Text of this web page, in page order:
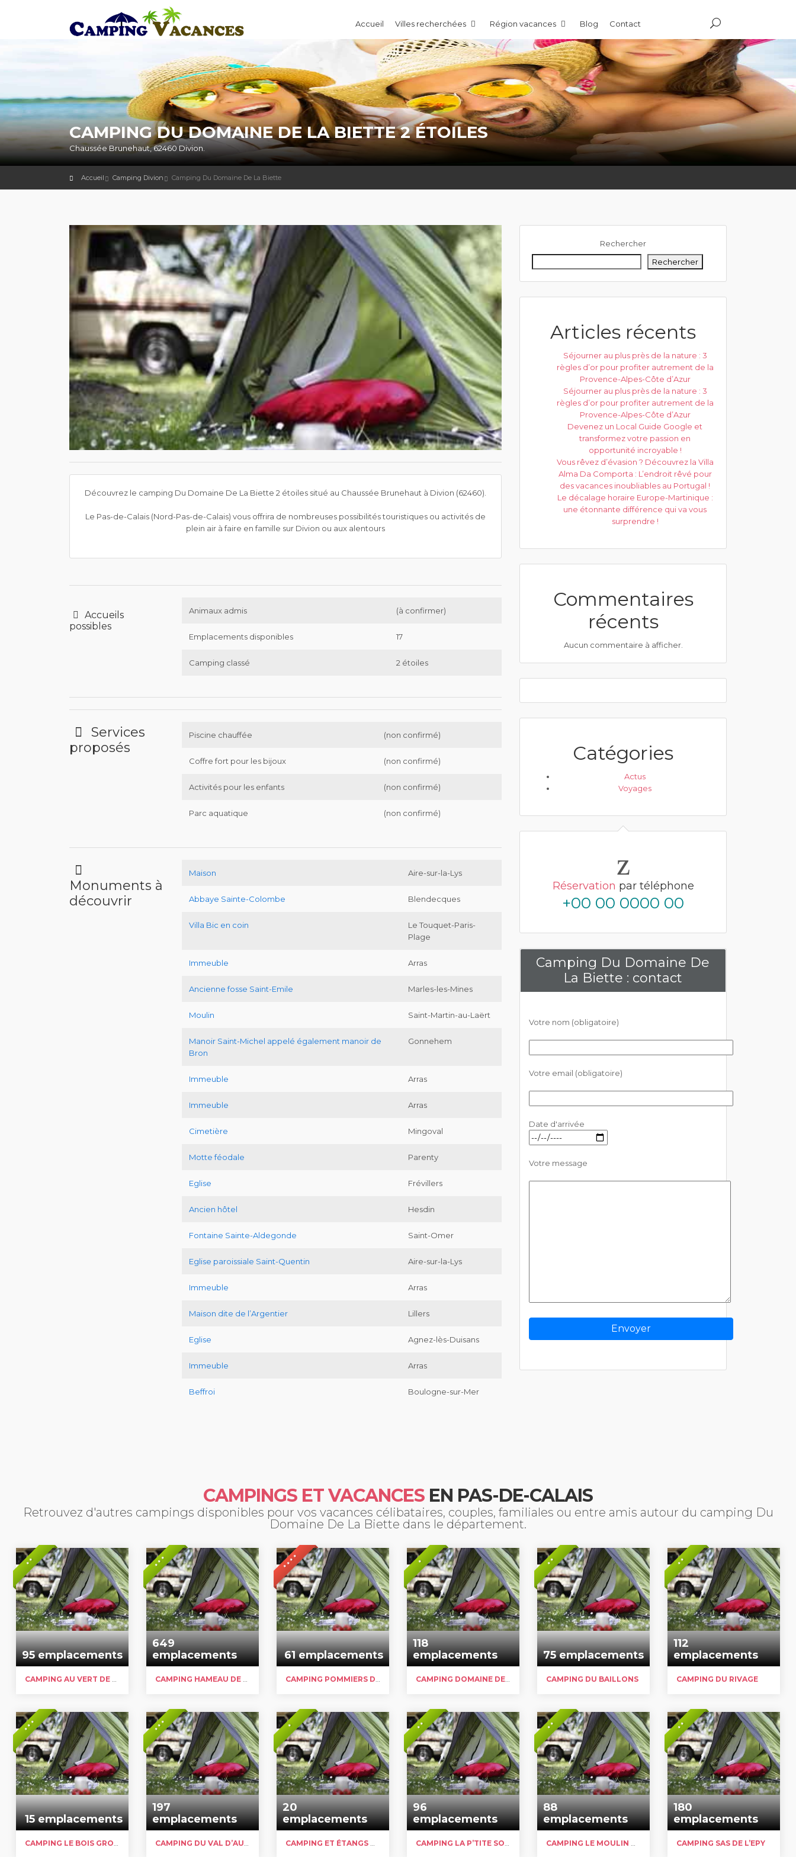
Accueil Villes recherchées Région vacances Blog Contact
CAMPING DU DOMAINE DE LA BIETTE 2 ÉTOILES
Chaussée Brunehaut, 62460 Divion.
Accueil Camping Divion Camping Du Domaine De La Biette
Découvrez le camping Du Domaine De La Biette 2 étoiles situé au Chaussée Brunehaut à Divion (62460).
Le Pas-de-Calais (Nord-Pas-de-Calais) vous offrira de nombreuses possibilités touristiques ou activités de
plein air à faire en famille sur Divion ou aux alentours
Accueils
possibles
Animaux admis (à confirmer)
Emplacements disponibles 17
Camping classé 2 étoiles
Services
proposés
Piscine chauffée (non confirmé)
Coffre fort pour les bijoux (non confirmé)
Activités pour les enfants (non confirmé)
Parc aquatique (non confirmé)
Monuments à
découvrir
Maison Aire-sur-la-Lys
Abbaye Sainte-Colombe Blendecques
Villa Bic en coin
Le Touquet-Paris-
Plage
Immeuble Arras
Ancienne fosse Saint-Emile Marles-les-Mines
Moulin Saint-Martin-au-Laërt
Manoir Saint-Michel appelé également manoir de
Bron
Gonnehem
Immeuble Arras
Immeuble Arras
Cimetière Mingoval
Motte féodale Parenty
Eglise Frévillers
Ancien hôtel Hesdin
Fontaine Sainte-Aldegonde Saint-Omer
Eglise paroissiale Saint-Quentin Aire-sur-la-Lys
Immeuble Arras
Maison dite de l’Argentier Lillers
Eglise Agnez-lès-Duisans
Immeuble Arras
Beffroi Boulogne-sur-Mer
Rechercher
Rechercher
Articles récents
Séjourner au plus près de la nature : 3
règles d’or pour profiter autrement de la
Provence-Alpes-Côte d’Azur
Séjourner au plus près de la nature : 3
règles d’or pour profiter autrement de la
Provence-Alpes-Côte d’Azur
Devenez un Local Guide Google et
transformez votre passion en
opportunité incroyable !
Vous rêvez d’évasion ? Découvrez la Villa
Alma Da Comporta : L’endroit rêvé pour
des vacances inoubliables au Portugal !
Le décalage horaire Europe-Martinique :
une étonnante différence qui va vous
surprendre !
Commentaires
récents
Aucun commentaire à afficher.
Catégories
Actus
Voyages
Réservation par téléphone
+00 00 0000 00
Camping Du Domaine De
La Biette : contact
Votre nom (obligatoire)
Votre email (obligatoire)
Date d'arrivée
Votre message
CAMPINGS ET VACANCES EN PAS-DE-CALAIS
Retrouvez d'autres campings disponibles pour vos vacances célibataires, couples, familiales ou entre amis autour du camping Du
Domaine De La Biette dans le département.
* *
95 emplacements
CAMPING AU VERT DE L’AUTHIE
* * *
649
emplacements
CAMPING HAMEAU DE VACANCES DU FLIERS – CARAVANING LES GARENNES – CARAVANING LE FLIERS
* * * *
61 emplacements
CAMPING POMMIERS DES TROIS PAYS
*
118
emplacements
CAMPING DOMAINE DE LA GRISE PIERRE
* *
75 emplacements
CAMPING DU BAILLONS
* *
112
emplacements
CAMPING DU RIVAGE
* * *
15 emplacements
CAMPING LE BOIS GROULT
* * *
197
emplacements
CAMPING DU VAL D’AUTHIE
*
20
emplacements
CAMPING ET ÉTANGS DE LA SCIERIE
* *
96
emplacements
CAMPING LA P’TITE SOURCE
* *
88
emplacements
CAMPING LE MOULIN DE MAMETZ
* *
180
emplacements
CAMPING SAS DE L’EPY